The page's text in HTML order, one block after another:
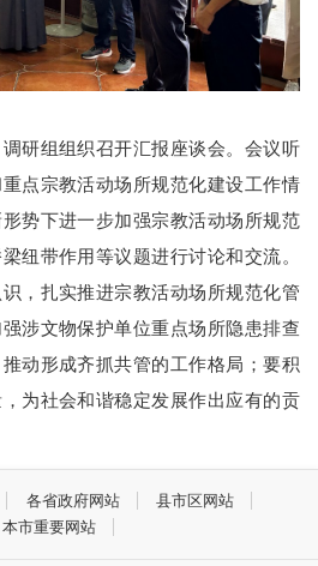
组组织召开汇报座谈会。会议听
点宗教活动场所规范化建设工作情
势下进一步加强宗教活动场所规范
纽带作用等议题进行讨论和交流。
，扎实推进宗教活动场所规范化管
涉文物保护单位重点场所隐患排查
动形成齐抓共管的工作格局；要积
为社会和谐稳定发展作出应有的贡
各省政府网站
县市区网站
本市重要网站